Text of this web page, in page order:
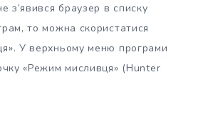
з’явився браузер в списку
то можна скористатися
У верхньому меню програми
«Режим мисливця» (Hunter